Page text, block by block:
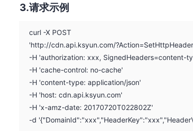
请求示例
curl -X POST
'http://cdn.api.ksyun.com/
-H 'authorization: xxx, SignedHeaders=content-
-H 'cache-control: no-cache'
-H 'content-type: application/json'
-H 'host: cdn.api.ksyun.com'
-H 'x-amz-date: 20170720T022802Z'
-d